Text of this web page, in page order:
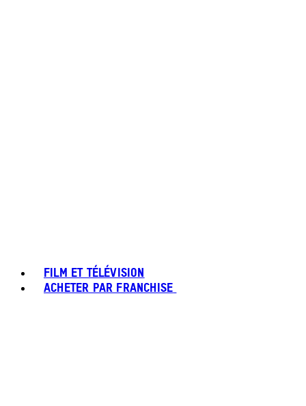
FILM ET TÉLÉVISION
ACHETER PAR FRANCHISE